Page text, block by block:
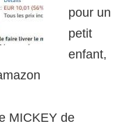
pour un
petit
enfant,
MICKEY de